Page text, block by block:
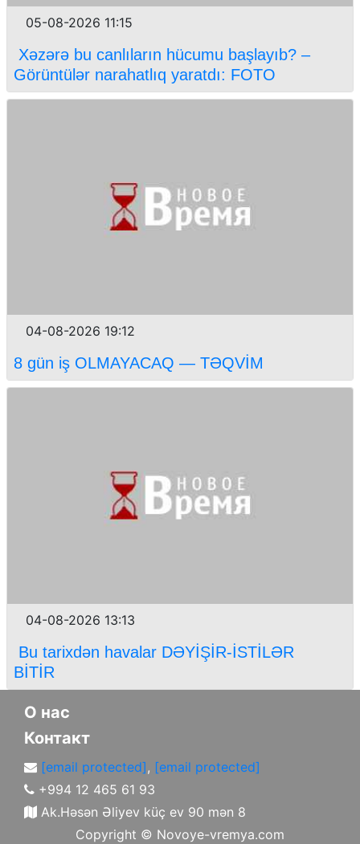
05-08-2026 11:15
Xəzərə bu canlıların hücumu başlayıb? –
Görüntülər narahatlıq yaratdı: FOTO
04-08-2026 19:12
8 gün iş OLMAYACAQ — TƏQVİM
04-08-2026 13:13
Bu tarixdən havalar DƏYİŞİR-İSTİLƏR
BİTİR
О нас
Контакт
[email protected], [email protected]
+994 12 465 61 93
Ak.Həsən Əliyev küç ev 90 mən 8
Copyright © Novoye-vremya.com